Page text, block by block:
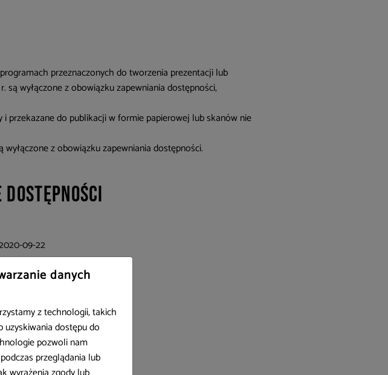
przeznaczonych do tworzenia prezentacji lub
są wyłączone z obowiązku zapewniania dostępności,
przekazane do publikacji w formie papierowej lub skanów nie
z obowiązku zapewniania dostępności.
09-22
danych
z technologii, takich
dostępu do
pozwoli nam
przeglądania lub